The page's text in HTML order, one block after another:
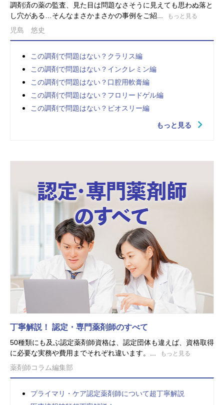
調剤済の薬の監査、見た目は問題なさそうに見えても思わぬ落と
し穴がある…そんなまさかまさかの事例をご紹...
もっと見る
児島 悠史
この調剤で問題はない？クラリス編
この調剤で問題はない？インクレミン編
この調剤で問題はない？口腔用軟膏編
この調剤で問題はない？フロリードゲル編
この調剤で問題はない？ビオスリー編
もっと見る
丁寧解説！ 認定・専門薬剤師のすべて
50種類にも及ぶ認定薬剤師資格は、認定団体も違えば、資格取得
に必要な実務や費用までそれぞれ違います。...
もっと見る
薬剤師コラム編集部
プライマリ・ケア認定薬剤師について超丁寧解説